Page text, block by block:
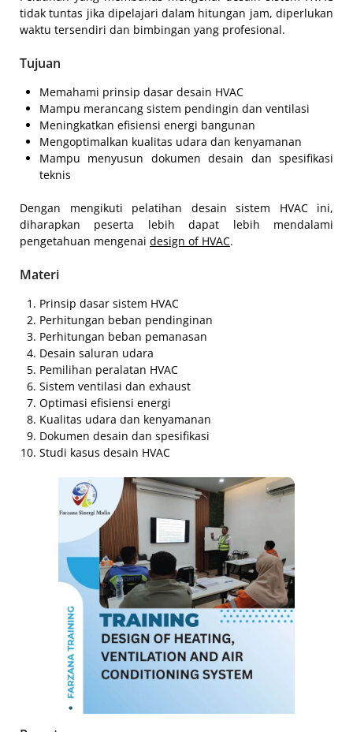
tidak tuntas jika dipelajari dalam hitungan jam, diperlukan
waktu tersendiri dan bimbingan yang profesional.
Tujuan
Memahami prinsip dasar desain HVAC
Mampu merancang sistem pendingin dan ventilasi
Meningkatkan efisiensi energi bangunan
Mengoptimalkan kualitas udara dan kenyamanan
Mampu menyusun dokumen desain dan spesifikasi
teknis
Dengan mengikuti pelatihan desain sistem HVAC ini,
diharapkan peserta lebih dapat lebih mendalami
pengetahuan mengenai design of HVAC.
Materi
Prinsip dasar sistem HVAC
Perhitungan beban pendinginan
Perhitungan beban pemanasan
Desain saluran udara
Pemilihan peralatan HVAC
Sistem ventilasi dan exhaust
Optimasi efisiensi energi
Kualitas udara dan kenyamanan
Dokumen desain dan spesifikasi
Studi kasus desain HVAC